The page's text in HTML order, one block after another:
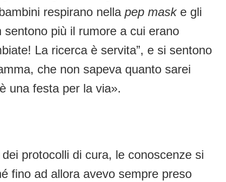
respirano nella pep maske gli
più il rumore a cui erano
La ricerca è servita”, e si sentono
che non sapeva quanto sarei
una festa per la via».
protocolli di cura, le conoscenze si
fino ad allora avevo sempre preso